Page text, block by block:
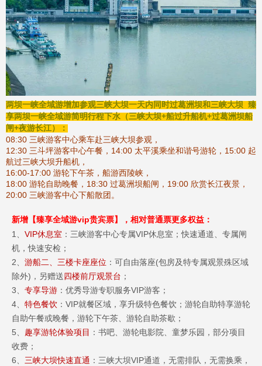
两坝一峡全域游增加参观三峡大坝一天内同时过葛洲坝和三峡大坝 臻
享两坝一峡全域游简明行程下水（三峡大坝+船过升船机+过葛洲坝船
闸+夜游长江）：
08:30 三峡游客中心乘车赴三峡大坝参观，
12:30 三斗坪游客中心午餐，14:00 太平溪乘坐和谐号游轮，15:00 起
航过三峡大坝升船机，
16:00-17:00 游轮下午茶，船游西陵峡，
18:00 游轮自助晚餐，18:30 过葛洲坝船闸，19:00 欣赏长江夜景，
20:00 三峡游客中心下船散团。
新增 【臻享全域游vip贵宾票】
，相对普通票更多权益：
1、 VIP休息室 ：三峡游客中心专属VIP休息室；快速通道、专属闸
机，快速安检；
2、 游船二、三楼卡座座位 ：可自由落座(包房及特专属观景殊区域
除外)，另赠送四楼前厅观景台 ；
3、 专享导游 ：优秀导游专职服务VIP游客；
4、 特色餐饮 ：VIP就餐区域，享升级特色餐饮；游轮自助特享游轮
自助午餐或晚餐，游轮下午茶、游轮自助茶歇；
5、 趣享游轮体验项目 ：书吧、游轮电影院、童梦乐园，部分项目
收费；
6、 三峡大坝快速直通 ：三峡大坝VIP通道，无需排队，无需换乘，